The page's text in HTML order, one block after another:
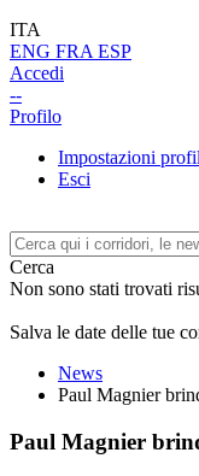
ITA
ENG FRA ESP
Accedi
--
Profilo
Impostazioni
Esci
Cerca
Non sono stati trovati
Salva le date delle tue
News
Paul Magnier
Paul Magnier